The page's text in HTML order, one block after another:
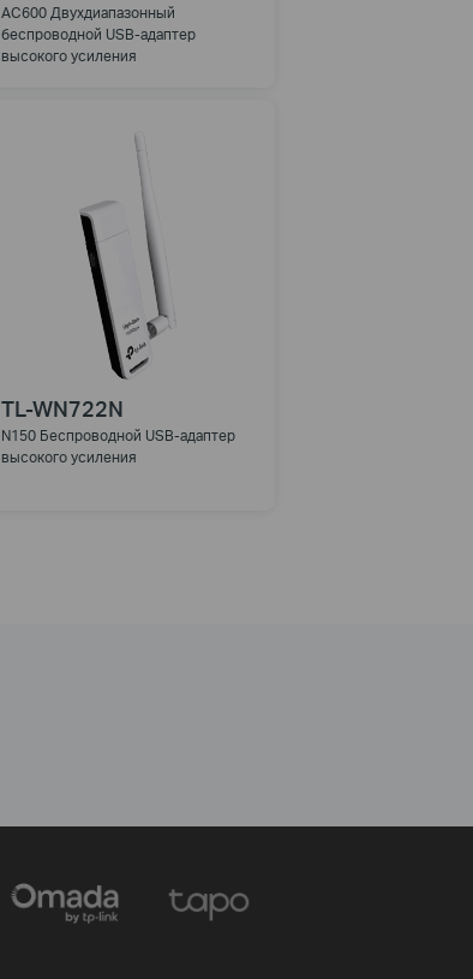
AC600 Двухдиапазонный
беспроводной USB-адаптер
высокого усиления
TL-WN722N
N150 Беспроводной USB-адаптер
высокого усиления